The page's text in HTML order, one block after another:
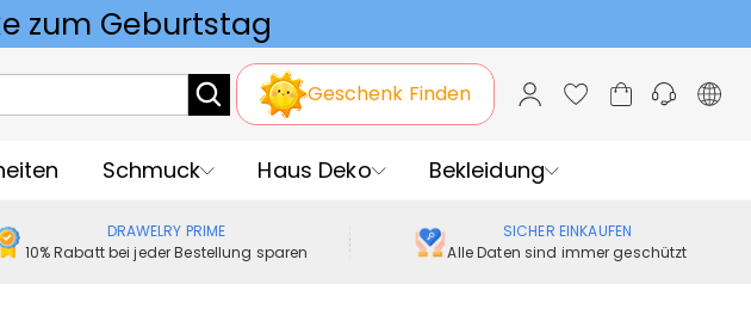
Geschenk Finden
Schmuck Haus Deko Bekleidung
DRAWELRY PRIME
10% Rabatt bei jeder Bestellung sparen
SICHER EINKAUFEN
Alle Daten sind immer geschützt